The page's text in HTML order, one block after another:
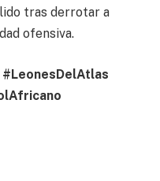
tras derrotar a
ofensiva.